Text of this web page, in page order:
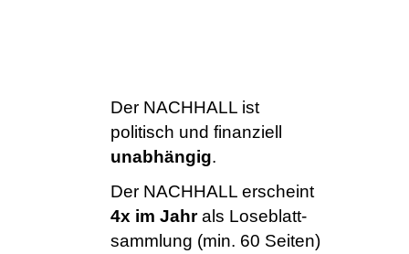
Der NACHHALL ist
politisch und finanziell
unabhängig.
Der NACHHALL erscheint
4x im Jahrals Loseblatt-
sammlung (min. 60 Seiten)